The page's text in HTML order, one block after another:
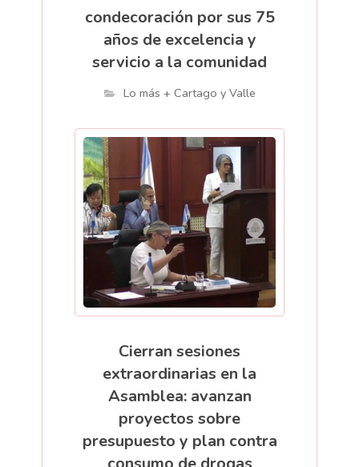
condecoración por sus 75
años de excelencia y
servicio a la comunidad
Lo más + Cartago y Valle
Cierran sesiones
extraordinarias en la
Asamblea: avanzan
proyectos sobre
presupuesto y plan contra